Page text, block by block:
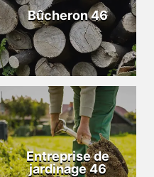
Bûcheron 46
Entreprise de
jardinage 46